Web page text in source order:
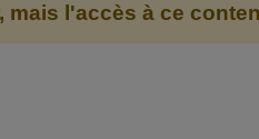
l'accès à ce